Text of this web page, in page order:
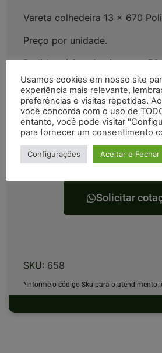
Vareta colhedeira 13 x 670
Preço por unidade.
Pedido mínimo 1 caixa com 50
Peso aproximado por 9 kg 1
Atendimento personalizado,
e eficaz para todo território
Um produto de altíssima
quem escolhe comprar na
Solicitar
SKU: 658
*Informe o código Sku para o atendimento
Usamos cookies em nosso site
experiência mais relevante,
preferências e visitas repetidas. Ao
você concorda com o uso de
entanto, você pode visitar
para fornecer um consentimento
Configurações Aceitar e Fechar